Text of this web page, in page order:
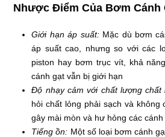
Nhược Điểm Của Bơm Cánh
Giới hạn áp suất:Mặc dù bơm
áp suất cao, nhưng so với các
piston hay bơm trục vít, khả
cánh gạt vẫn bị giới hạn
Độ nhạy cảm với chất lượng chất
hỏi chất lỏng phải sạch và không
gây mài mòn và hư hỏng các cánh
Tiếng ồn: Một số loại bơm cánh